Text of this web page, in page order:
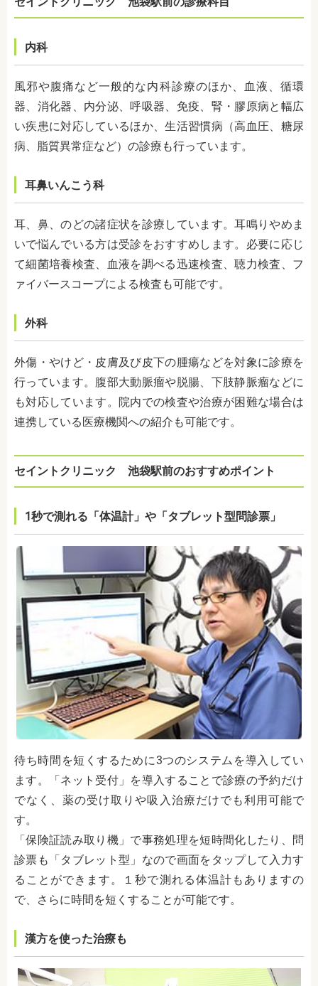
内科
風邪や腹痛など一般的な内科診療のほか、血液、循環
器、消化器、内分泌、呼吸器、免疫、腎・膠原病と幅広
い疾患に対応しているほか、生活習慣病（高血圧、糖尿
病、脂質異常症など）の診療も行っています。
耳鼻いんこう科
耳、鼻、のどの諸症状を診療しています。耳鳴りやめま
いで悩んでいる方は受診をおすすめします。必要に応じ
て細菌培養検査、血液を調べる迅速検査、聴力検査、フ
ァイバースコープによる検査も可能です。
外科
外傷・やけど・皮膚及び皮下の腫瘍などを対象に診療を
行っています。腹部大動脈瘤や脱腸、下肢静脈瘤などに
も対応しています。院内での検査や治療が困難な場合は
連携している医療機関への紹介も可能です。
セイントクリニック 池袋駅前のおすすめポイント
1秒で測れる「体温計」や「タブレット型問診票」
待ち時間を短くするために3つのシステムを導入してい
ます。「ネット受付」を導入することで診療の予約だけ
でなく、薬の受け取りや吸入治療だけでも利用可能で
す。
「保険証読み取り機」で事務処理を短時間化したり、問
診票も「タブレット型」なので画面をタップして入力す
ることができます。１秒で測れる体温計もありますの
で、さらに時間を短くすることが可能です。
漢方を使った治療も